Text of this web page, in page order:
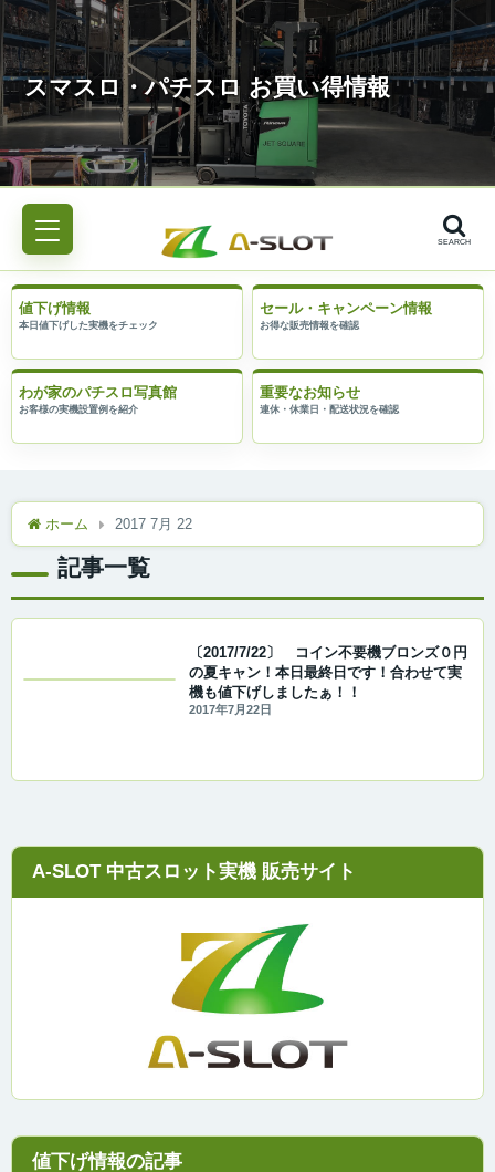
SEARCH
値下げ情報 セール・キャンペーン情報
わが家のパチスロ写真館 重要なお知らせ
ホーム 2017 7月 22
記事一覧
〔2017/7/22〕 コイン不要機ブロンズ０円
の夏キャン！本日最終日です！合わせて実
機も値下げしましたぁ！！
2017年7月22日
A-SLOT 中古スロット実機 販売サイト